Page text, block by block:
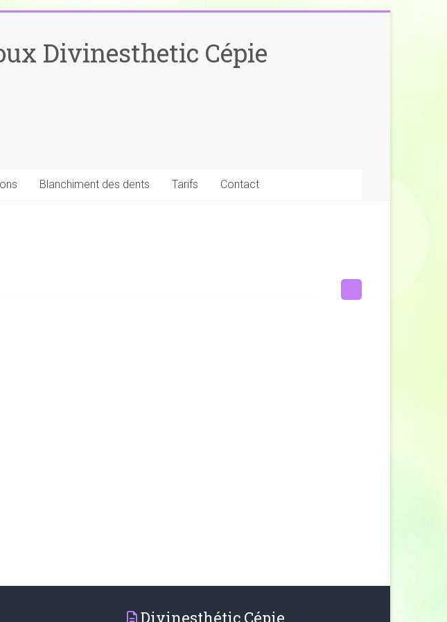
Divinesthetic Cépie
Blanchiment des dents Tarifs Contact
Divinesthétic Cépie